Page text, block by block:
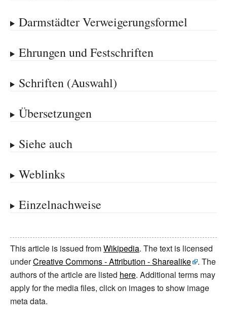
Darmstädter Verweigerungsformel
Ehrungen und Festschriften
Schriften (Auswahl)
Übersetzungen
Siehe auch
Weblinks
Einzelnachweise
This article is issued fromWikipedia. The text is licensed
underCreative Commons - Attribution - Sharealike
. The
authors of the article are listed here. Additional terms may
apply for the media files, click on images to show image
meta data.